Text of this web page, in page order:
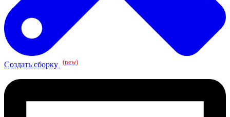
Создать сборку (new)